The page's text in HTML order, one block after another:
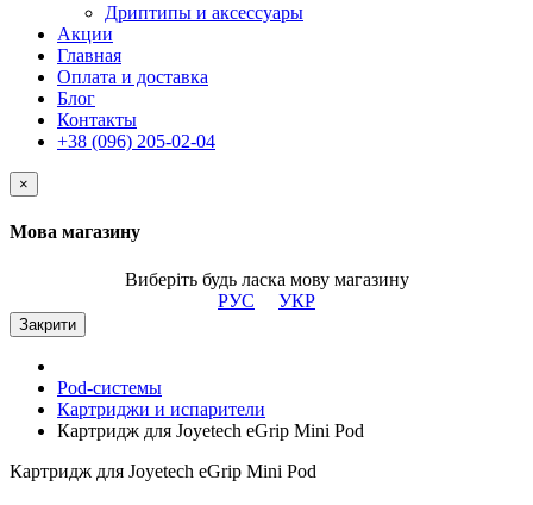
Дриптипы и аксессуары
Акции
Главная
Оплата и доставка
Блог
Контакты
+38 (096) 205-02-04
×
Мова магазину
Виберіть будь ласка мову магазину
РУС
УКР
Закрити
Pod-системы
Картриджи и испарители
Картридж для Joyetech eGrip Mini Pod
Картридж для Joyetech eGrip Mini Pod